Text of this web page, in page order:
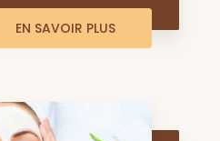
EN SAVOIR PLUS